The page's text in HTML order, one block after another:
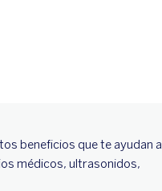
beneficios que te ayudan a
médicos, ultrasonidos,